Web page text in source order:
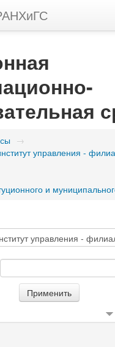
(Вход)
→
управления -
и